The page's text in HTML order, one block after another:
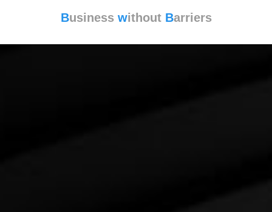
Business without Barriers